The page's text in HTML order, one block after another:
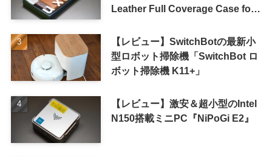
Leather Full Coverage Case for
【レビュー】SwitchBotの最新小
型ロボット掃除機「SwitchBot ロ
ボット掃除機 K11+」
【レビュー】激安＆超小型のIntel
N150搭載ミニPC『NiPoGi E2』